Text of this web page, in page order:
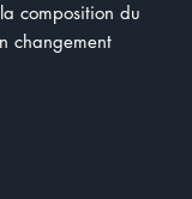
composition du
changement